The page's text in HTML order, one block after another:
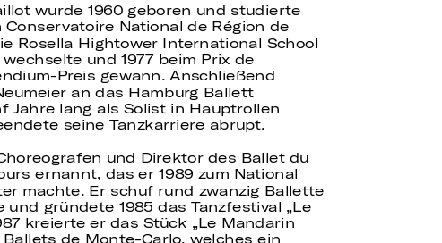
wurde 1960 geboren und studierte
Conservatoire National de Région de
Rosella Hightower International School
und 1977 beim Prix de
Preis gewann. Anschließend
an das Hamburg Ballett
Jahre lang als Solist in Hauptrollen
seine Tanzkarriere abrupt.
und Direktor des Ballet du
ernannt, das er 1989 zum National
machte. Er schuf rund zwanzig Ballette
und gründete 1985 das Tanzfestival „Le
kreierte er das Stück „Le Mandarin
Ballets de Monte-Carlo, welches ein